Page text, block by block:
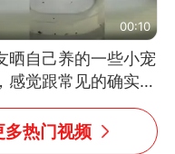
00:10
晒自己养的一些小宠
感觉跟常见的确实有
一样
热门视频